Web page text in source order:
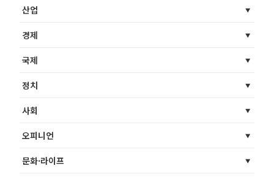
산업
경제
국제
정치
사회
오피니언
문화·라이프